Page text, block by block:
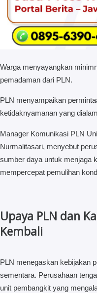
Warga menyayangkan
pemadaman dari PLN.
PLN menyampaikan
ketidaknyamanan yang
Manager Komunikasi PLN
Nurmalitasari, menyebut
sumber daya untuk menjaga
mempercepat pemulihan
Upaya PLN dan
Kembali
PLN menegaskan kebijakan
sementara. Perusahaan
unit pembangkit yang